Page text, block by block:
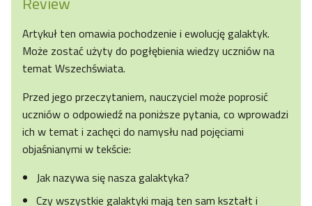
Artykuł ten omawia pochodzenie i ewolucję galaktyk.
Może zostać użyty do pogłębienia wiedzy uczniów na
temat Wszechświata.
Przed jego przeczytaniem, nauczyciel może poprosić
uczniów o odpowiedź na poniższe pytania, co wprowadzi
ich w temat i zachęci do namysłu nad pojęciami
objaśnianymi w tekście:
Jak nazywa się nasza galaktyka?
Czy wszystkie galaktyki mają ten sam kształt i